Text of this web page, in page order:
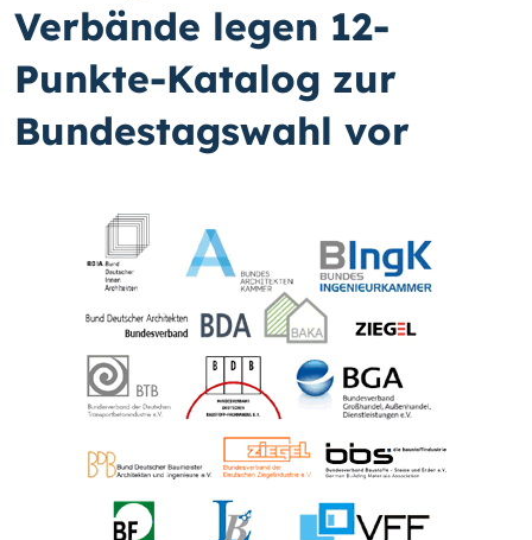
Verbände legen 12-
Punkte-Katalog zur
Bundestagswahl vor